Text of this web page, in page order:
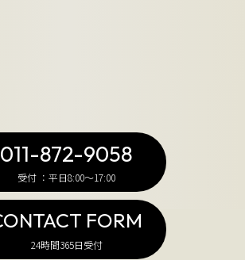
011-872-9058
受付 ：平日8:00～17:00
FORM
24時間365日受付